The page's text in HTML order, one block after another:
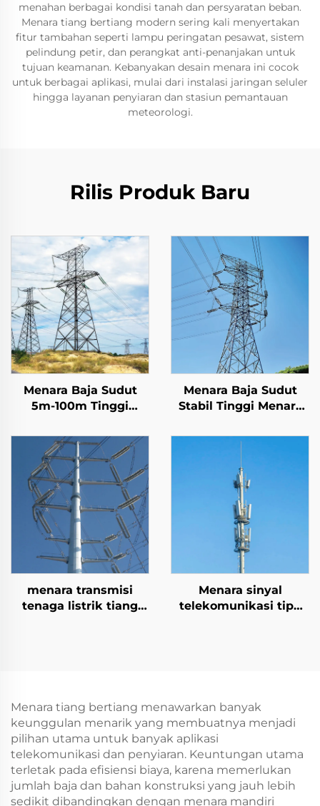
menahan berbagai kondisi tanah dan persyaratan beban.
Menara tiang bertiang modern sering kali menyertakan
fitur tambahan seperti lampu peringatan pesawat, sistem
pelindung petir, dan perangkat anti-penanjakan untuk
tujuan keamanan. Kebanyakan desain menara ini cocok
untuk berbagai aplikasi, mulai dari instalasi jaringan seluler
hingga layanan penyiaran dan stasiun pemantauan
meteorologi.
Rilis Produk Baru
Menara Baja Sudut
5m-100m Tinggi
Kisi Baja Transmisi
Saluran Listrik
Menara Baja Sudut
Stabil Tinggi Menara
Menara Transmisi
menara transmisi
tenaga listrik tiang
Menara sinyal
telekomunikasi tipe
Menara tiang bertiang menawarkan banyak
keunggulan menarik yang membuatnya menjadi
pilihan utama untuk banyak aplikasi
telekomunikasi dan penyiaran. Keuntungan utama
terletak pada efisiensi biaya, karena memerlukan
jumlah baja dan bahan konstruksi yang jauh lebih
sedikit dibandingkan dengan menara mandiri